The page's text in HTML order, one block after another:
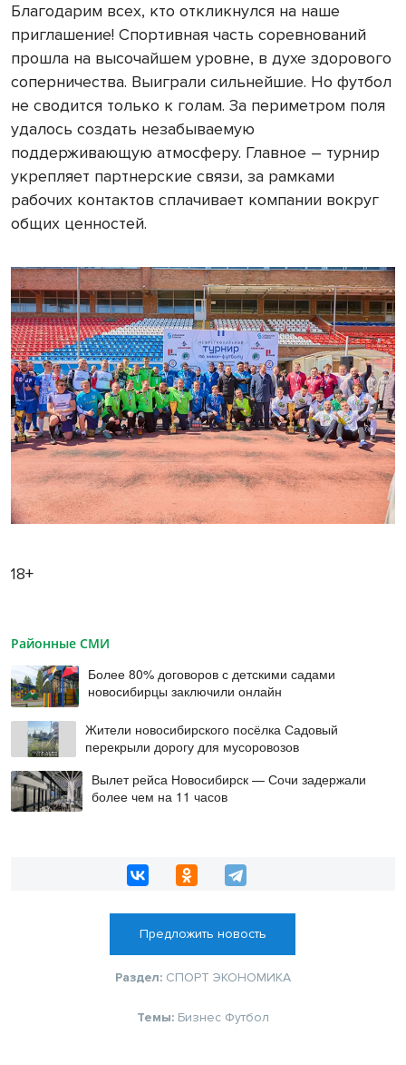
Благодарим всех, кто откликнулся на наше
приглашение! Спортивная часть соревнований
прошла на высочайшем уровне, в духе здорового
соперничества. Выиграли сильнейшие. Но футбол
не сводится только к голам. За периметром поля
удалось создать незабываемую
поддерживающую атмосферу. Главное – турнир
укрепляет партнерские связи, за рамками
рабочих контактов сплачивает компании вокруг
общих ценностей.
18+
Районные СМИ
Более 80% договоров с детскими садами
новосибирцы заключили онлайн
Жители новосибирского посёлка Садовый
перекрыли дорогу для мусоровозов
Вылет рейса Новосибирск — Сочи задержали
более чем на 11 часов
Предложить новость
Раздел: СПОРТ ЭКОНОМИКА
Темы: Бизнес Футбол